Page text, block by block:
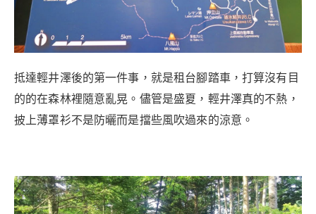
抵達輕井澤後的第一件事，就是租台腳踏車，打算沒有目
的的在森林裡隨意亂晃。 儘管是盛夏，輕井澤真的不熱，
披上薄罩衫不是防曬而是擋些風吹過來的涼意。